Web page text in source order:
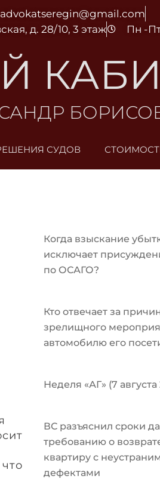
advokatseregin@gmail.com
д. 28/10, 3 этаж
Пн -
СУДОВ
Когда взыскание
исключает
по ОСАГО?
Кто отвечает за
зрелищного
автомобилю его
Неделя «АГ» (7 августа
ВС разъяснил сроки
требованию о
квартиру с
дефектами